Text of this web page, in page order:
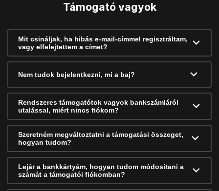
Támogató vagyok
Mit csináljak, ha hibás e-mail-címmel regisztráltam,
vagy elfelejtettem a címet?
Nem tudok bejelentkezni, mi a baj?
Rendszeres támogatótok vagyok bankszámláról
utalással, miért nincs fiókom?
Szeretném megváltoztatni a támogatási összeget,
hogyan tudom?
Lejár a bankkártyám, hogyan tudom módosítani a
számát a támogatói fiókomban?